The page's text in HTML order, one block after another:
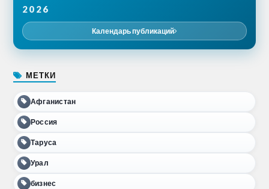
2026
Календарь публикаций
МЕТКИ
Афганистан
Россия
Таруса
Урал
бизнес